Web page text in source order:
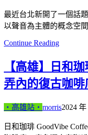
最近台北新開了一個話
以聲音為主體的概念空
Continue Reading
【高雄】日和
弄內的復古咖啡
‧高雄站‧ morris2024 年
日和珈琲 GoodVibe